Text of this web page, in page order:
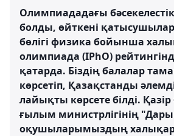
Олимпиададағы
болды, өйткені
бөлігі физика бойынша
олимпиада (IPhO)
қатарда. Біздің балалар
көрсетіп, Қазақстанды
лайықты көрсете білді.
ғылым министрлігінің
оқушыларымыздың